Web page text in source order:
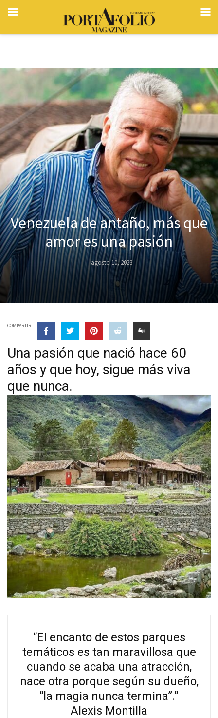
Venezuela de antaño, más que
amor es una pasión
agosto 10, 2023
COMPARTIR
Una pasión que nació hace 60
años y que hoy, sigue más viva
que nunca.
“El encanto de estos parques
temáticos es tan maravillosa que
cuando se acaba una atracción,
nace otra porque según su dueño,
“la magia nunca termina”.”
Alexis Montilla